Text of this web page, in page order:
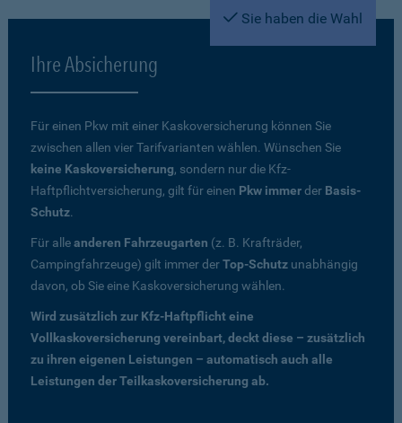
Sie haben die Wahl
Ihre Absicherung
Für einen Pkw mit einer Kaskoversicherung können Sie
zwischen allen vier Tarifvarianten wählen. Wünschen Sie
keine Kaskoversicherung, sondern nur die Kfz-
Haftpflichtversicherung, gilt für einen Pkw immerder Basis-
Schutz.
Für alleanderen Fahrzeugarten (z. B. Krafträder,
Campingfahrzeuge) gilt immer derTop-Schutz unabhängig
davon, ob Sie eine Kaskoversicherung wählen.
Wird zusätzlich zur Kfz-Haftpflicht eine
Vollkaskoversicherung vereinbart, deckt diese – zusätzlich
zu ihren eigenen Leistungen – automatisch auch alle
Leistungen der Teilkaskoversicherung ab.